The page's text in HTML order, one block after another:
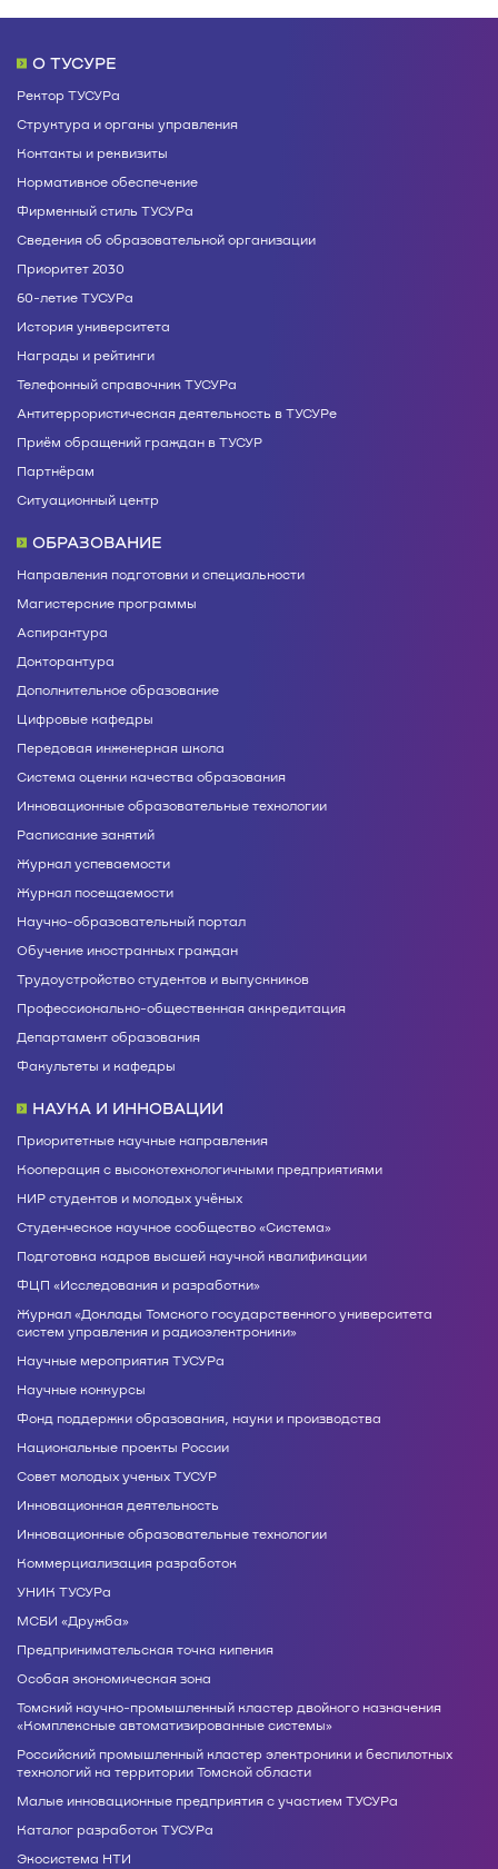
О ТУСУРЕ
Ректор ТУСУРа
Структура и органы управления
Контакты и реквизиты
Нормативное обеспечение
Фирменный стиль ТУСУРа
Сведения об образовательной организации
Приоритет 2030
60-летие ТУСУРа
История университета
Награды и рейтинги
Телефонный справочник ТУСУРа
Антитеррористическая деятельность в ТУСУРе
Приём обращений граждан в ТУСУР
Партнёрам
Ситуационный центр
ОБРАЗОВАНИЕ
Направления подготовки и специальности
Магистерские программы
Аспирантура
Докторантура
Дополнительное образование
Цифровые кафедры
Передовая инженерная школа
Система оценки качества образования
Инновационные образовательные технологии
Расписание занятий
Журнал успеваемости
Журнал посещаемости
Научно-образовательный портал
Обучение иностранных граждан
Трудоустройство студентов и выпускников
Профессионально-общественная аккредитация
Департамент образования
Факультеты и кафедры
НАУКА И ИННОВАЦИИ
Приоритетные научные направления
Кооперация с высокотехнологичными предприятиями
НИР студентов и молодых учёных
Студенческое научное сообщество «Система»
Подготовка кадров высшей научной квалификации
ФЦП «Исследования и разработки»
Журнал «Доклады Томского государственного университета
систем управления и радиоэлектроники»
Научные мероприятия ТУСУРа
Научные конкурсы
Фонд поддержки образования, науки и производства
Национальные проекты России
Совет молодых ученых ТУСУР
Инновационная деятельность
Инновационные образовательные технологии
Коммерциализация разработок
УНИК ТУСУРа
МСБИ «Дружба»
Предпринимательская точка кипения
Особая экономическая зона
Томский научно-промышленный кластер двойного назначения
«Комплексные автоматизированные системы»
Российский промышленный кластер электроники и беспилотных
технологий на территории Томской области
Малые инновационные предприятия с участием ТУСУРа
Каталог разработок ТУСУРа
Экосистема НТИ